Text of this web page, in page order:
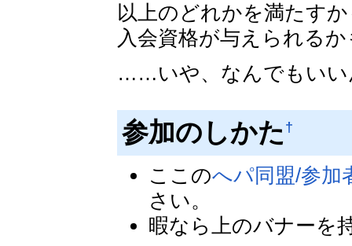
以上のどれかを満たす
入会資格が与えられる
……いや、なんでもいい
参加のしかた †
ここのへパ同盟/参加
さい。
暇なら上のバナーを